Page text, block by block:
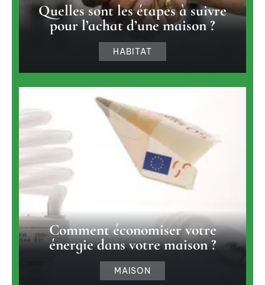
Quelles sont les étapes à suivre
pour l’achat d’une maison ?
HABITAT
Comment économiser votre
énergie dans votre maison ?
MAISON